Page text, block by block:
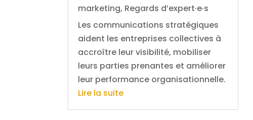
marketing, Regards d’expert·e·s
Les communications stratégiques
aident les entreprises collectives à
accroître leur visibilité, mobiliser
leurs parties prenantes et améliorer
leur performance organisationnelle.
Lire la suite